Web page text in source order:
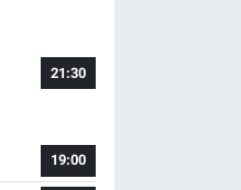
21:30
19:00